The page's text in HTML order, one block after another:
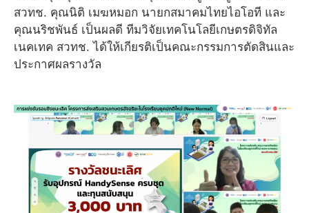
สวทช. คุณนิติ เมฆหมอก นายกสมาคมไทยไอโอที และ
คุณนริชพันธ์ เป็นผลดี ทีมวิจัยเทคโนโลยีเกษตรดิจิทัล
เนคเทค สวทช. ได้ให้เกียรติเป็นคณะกรรมการตัดสินและ
ประกาศผลรางวัล